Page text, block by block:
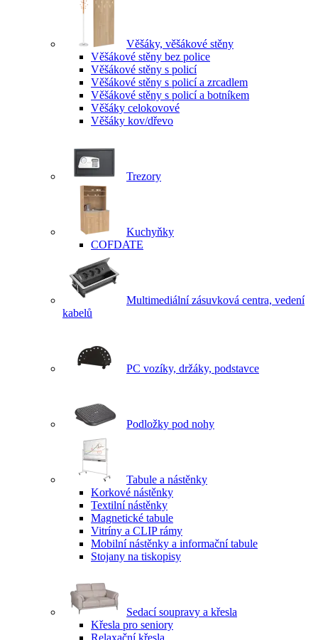
Věšáky, věšákové stěny
Věšákové stěny bez police
Věšákové stěny s policí
Věšákové stěny s policí a zrcadlem
Věšákové stěny s policí a botníkem
Věšáky celokovové
Věšáky kov/dřevo
Trezory
Kuchyňky
COFDATE
Multimediální zásuvková centra, vedení
kabelů
PC vozíky, držáky, podstavce
Podložky pod nohy
Tabule a nástěnky
Korkové nástěnky
Textilní nástěnky
Magnetické tabule
Vitríny a CLIP rámy
Mobilní nástěnky a informační tabule
Stojany na tiskopisy
Sedací soupravy a křesla
Křesla pro seniory
Relaxační křesla